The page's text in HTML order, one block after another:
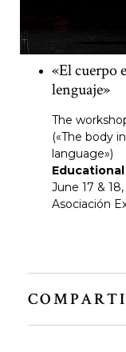
«El cuerpo
lenguaje»
The
(«The body
language»)
June 17 & 18,
Asociación